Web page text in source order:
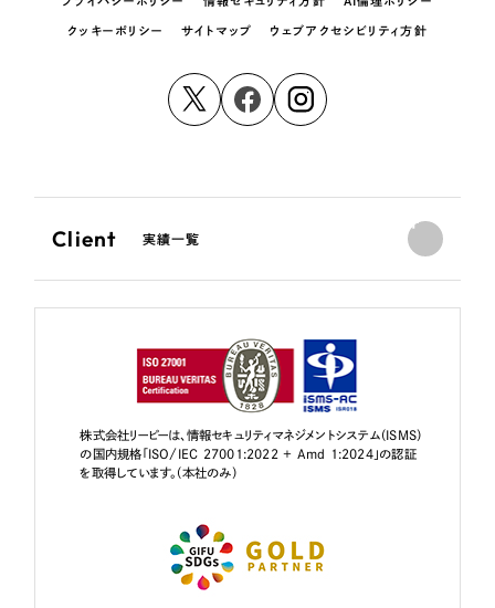
クッキーポリシー サイトマップ ウェブアクセシビリティ方針
Client 実績一覧
株式会社リーピーは、情報セキュリティマネジメントシステム（ISMS）
の国内規格「ISO/IEC 27001:2022 + Amd 1:2024」の認証
を取得しています。（本社のみ）